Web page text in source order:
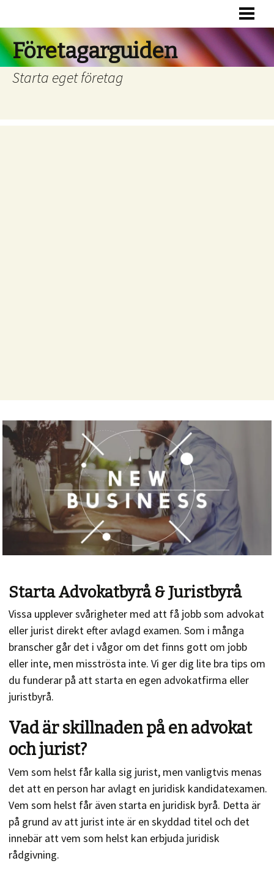
RÄTTSFORMER
FINANSIERING
Företagarguiden
Starta eget företag
Starta Advokatbyrå & Juristbyrå
Vissa upplever svårigheter med att få jobb som advokat
eller jurist direkt efter avlagd examen. Som i många
branscher går det i vågor om det finns gott om jobb
eller inte, men misströsta inte. Vi ger dig lite bra tips om
du funderar på att starta en egen advokatfirma eller
juristbyrå.
Vad är skillnaden på en advokat
och jurist?
Vem som helst får kalla sig jurist, men vanligtvis menas
det att en person har avlagt en juridisk kandidatexamen.
Vem som helst får även starta en juridisk byrå. Detta är
på grund av att jurist inte är en skyddad titel och det
innebär att vem som helst kan erbjuda juridisk
rådgivning.